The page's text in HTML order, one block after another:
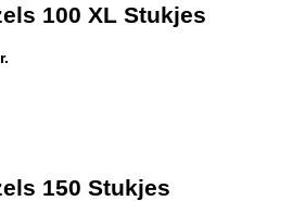
100 XL Stukjes
150 Stukjes